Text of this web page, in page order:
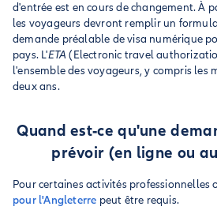
d'entrée est en cours de changement. À
les voyageurs devront remplir un
demande préalable de visa numérique
pays. L'ETA (Electronic travel
l'ensemble des voyageurs, y compris les
deux ans.
Quand est-ce qu'une
prévoir (en ligne ou
Pour certaines activités professionnelles
pour l'Angleterre peut être requis.